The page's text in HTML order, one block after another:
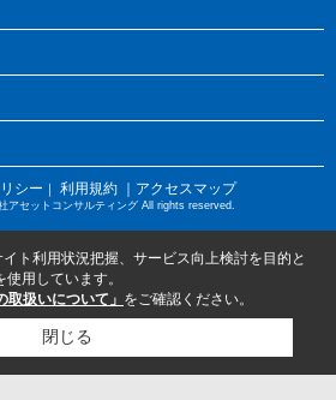
シー ｜ 利用規約 ｜アクセスマップ
アセットコンサルティング All rights reserved.
ト利用状況把握、サービス向上検討を目的と
用しています。
取扱いについて」 をご確認ください。
閉じる